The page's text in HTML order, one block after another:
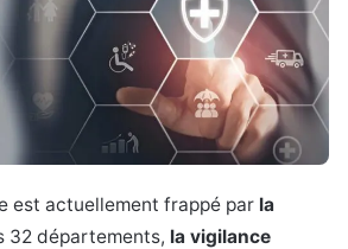
est actuellement frappé par la
32 départements, la vigilance